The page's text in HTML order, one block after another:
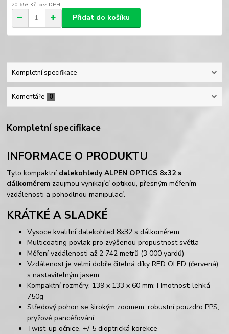
20 653 Kč bez DPH
Přidat do košíku
Kompletní specifikace
Komentáře 0
Kompletní specifikace
INFORMACE O PRODUKTU
Tyto kompaktní dalekohledy ALPEN OPTICS 8x32 s
dálkoměrem zaujmou vynikající optikou, přesným měřením
vzdálenosti a pohodlnou manipulací.
KRÁTKÉ A SLADKÉ
Vysoce kvalitní dalekohled 8x32 s dálkoměrem
Multicoating povlak pro zvýšenou propustnost světla
Měření vzdálenosti až 2 742 metrů (3 000 yardů)
Vzdálenost je velmi dobře čitelná díky RED OLED (červená)
s nastavitelným jasem
Kompaktní rozměry: 139 x 133 x 60 mm; Hmotnost: lehká
750g
Středový pohon se širokým zoomem, robustní pouzdro PPS,
pryžové pancéřování
Twist-up očnice, +/-5 dioptrická korekce